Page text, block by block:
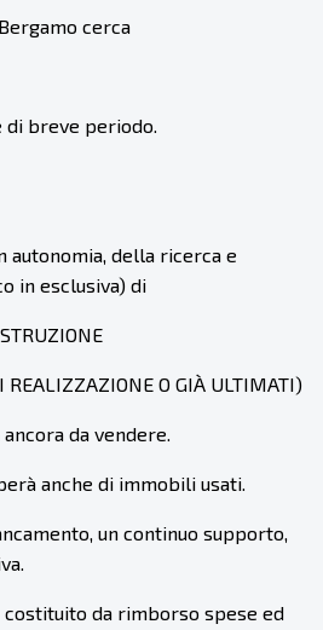
cerca
di breve periodo.
autonomia, della ricerca e
in esclusiva) di
REALIZZAZIONE O GIÀ ULTIMATI)
da vendere.
anche di immobili usati.
un continuo supporto,
da rimborso spese ed